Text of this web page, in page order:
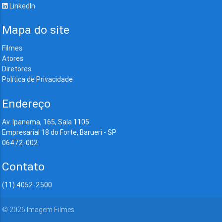
LinkedIn
Mapa do site
Filmes
Atores
Diretores
Política de Privacidade
Endereço
Av. Ipanema, 165, Sala 1105
Empresarial 18 do Forte, Barueri - SP
06472-002
Contato
(11) 4052-2500
© 2026 Imagem Filmes